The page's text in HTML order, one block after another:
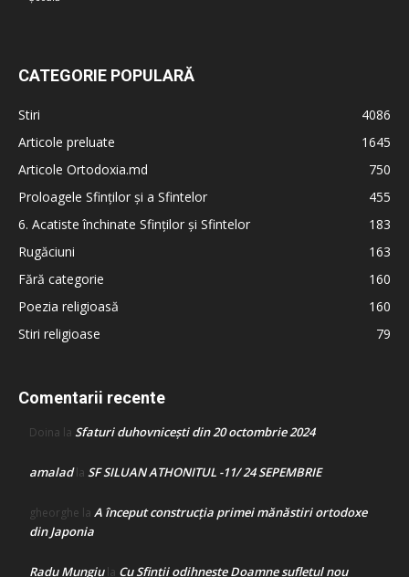
CATEGORIE POPULARĂ
Stiri
4086
Articole preluate
1645
Articole Ortodoxia.md
750
Proloagele Sfinților și a Sfintelor
455
6. Acatiste închinate Sfinților și Sfintelor
183
Rugăciuni
163
Fără categorie
160
Poezia religioasă
160
Stiri religioase
79
Comentarii recente
Doina la Sfaturi duhovnicești din 20 octombrie 2024
amaladla SF SILUAN ATHONITUL -11/ 24 SEPEMBRIE
gheorghe la A început construcţia primei mănăstiri ortodoxe
din Japonia
Radu Mungiula Cu Sfinții odihnește Doamne sufletul nou